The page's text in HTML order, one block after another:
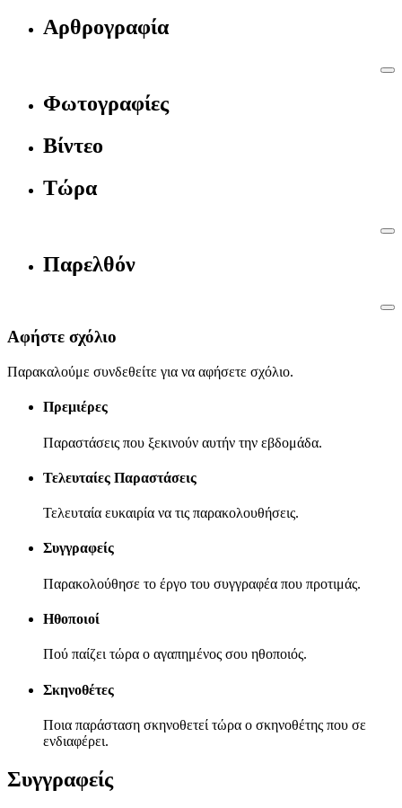
Αρθρογραφία
Φωτογραφίες
Βίντεο
Τώρα
Παρελθόν
Αφήστε σχόλιο
Παρακαλούμε συνδεθείτε για να αφήσετε σχόλιο.
Πρεμιέρες
Παραστάσεις που ξεκινούν αυτήν την εβδομάδα.
Τελευταίες Παραστάσεις
Τελευταία ευκαιρία να τις παρακολουθήσεις.
Συγγραφείς
Παρακολούθησε το έργο του συγγραφέα που προτιμάς.
Ηθοποιοί
Πού παίζει τώρα ο αγαπημένος σου ηθοποιός.
Σκηνοθέτες
Ποια παράσταση σκηνοθετεί τώρα ο σκηνοθέτης που σε
ενδιαφέρει.
Συγγραφείς